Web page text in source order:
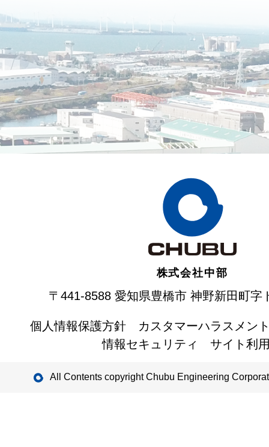
株式会社中部
〒441-8588 愛知県豊橋市 神野新田町字
個人情報保護方針
カスタマーハラスメン
情報セキュリティ
サイト利
All Contents copyright Chubu Engineering